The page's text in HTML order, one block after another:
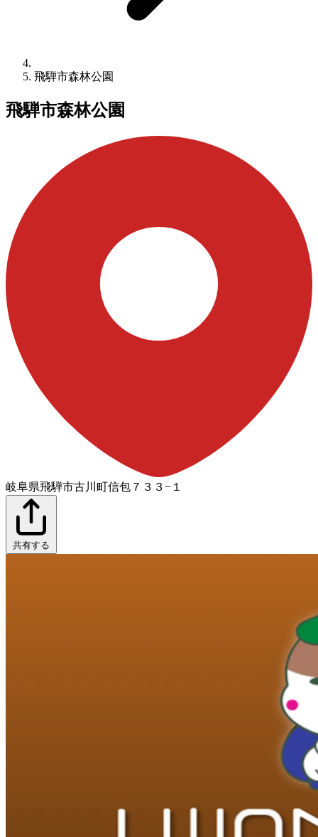
飛騨市森林公園
飛騨市森林公園
岐阜県飛騨市古川町信包７３３−１
共有する